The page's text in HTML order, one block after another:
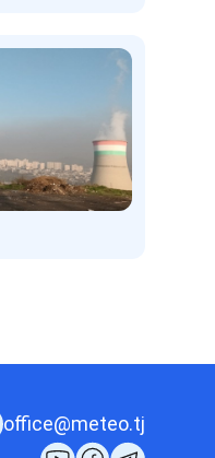
office@meteo.tj